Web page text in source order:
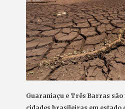
Guaraniaçu e Três Barras são